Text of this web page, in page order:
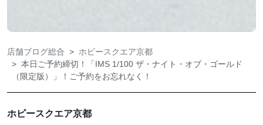
店舗ブログ総合
ホビースクエア京都
本日ご予約締切！「IMS 1/100 ザ・ナイト・オブ・ゴールド
（限定版）」！ご予約をお忘れなく！
ホビースクエア京都